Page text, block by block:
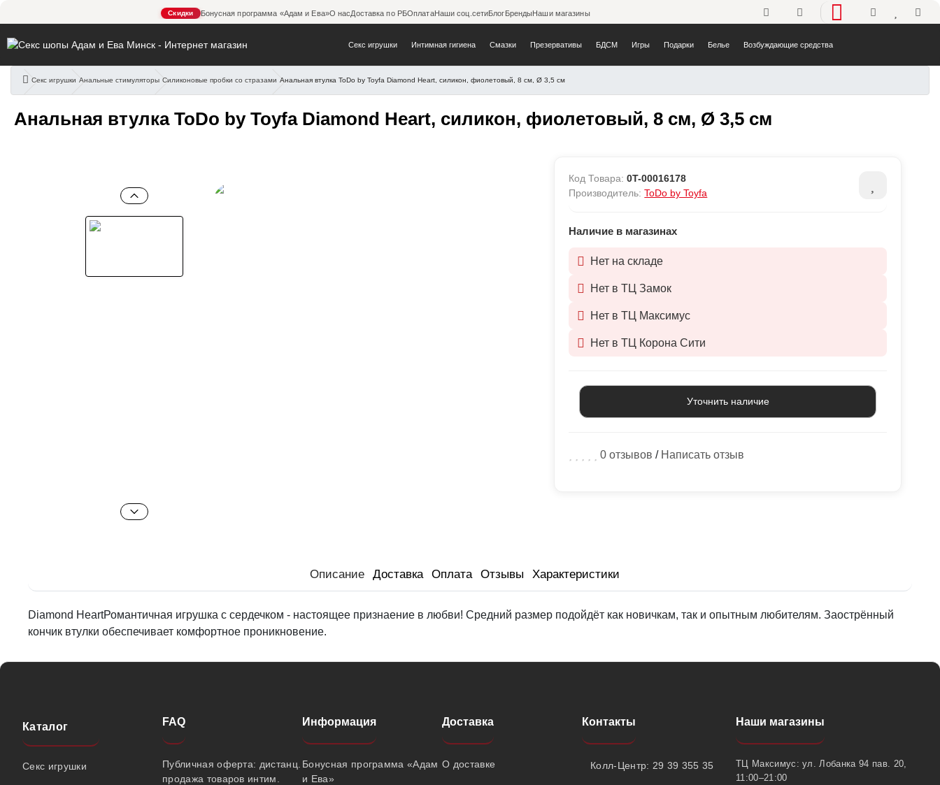
Скидки Бонусная программа «Адам и Ева»О насДоставка по РБОплатаНаши соц.сетиБлогБрендыНаши магазины Телефоны
Секс игрушки Интимная гигиена Смазки Презервативы БДСМ Игры Подарки Белье Возбуждающие средства
Секс игрушки Анальные стимуляторы Силиконовые пробки со стразами Анальная втулка ToDo by Toyfa Diamond Heart, силикон, фиолетовый, 8 см, Ø 3,5 см
Анальная втулка ToDo by Toyfa Diamond Heart, силикон, фиолетовый, 8 см, Ø
Анальная втулка ToDo by Toyfa Diamond Heart, силикон, фиолетовый, 8 см, Ø 3,5 см
Код Товара:0T-00016178
Производитель:ToDo by Toyfa
Наличие в магазинах
Нет на складе
Нет в ТЦ Замок
Нет в ТЦ Максимус
Нет в ТЦ Корона Сити
Уточнить наличие
0 отзывов / Написать отзыв
Описание Доставка Оплата Отзывы Характеристики
Diamond HeartРомантичная игрушка с сердечком - настоящее признаение в любви! Средний размер подойдёт как новичкам, так и опытным любителям. Заострённый
кончик втулки обеспечивает комфортное проникновение.
Каталог
Секс игрушки
FAQ
Публичная оферта: дистанц.
продажа товаров интим.
Информация
Бонусная программа «Адам
и Ева»
Доставка
О доставке
Контакты
Колл-Центр: 29 39 355 35
Наши магазины
ТЦ Максимус: ул. Лобанка 94 пав. 20,
11:00–21:00